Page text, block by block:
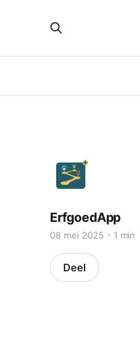
ErfgoedApp
08 mei 2025 1 min
Deel